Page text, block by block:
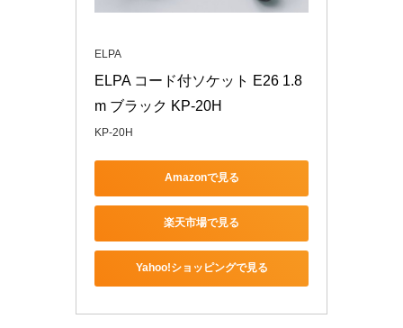
ELPA
ELPA コード付ソケット E26 1.8
m ブラック KP-20H
KP-20H
Amazonで見る
楽天市場で見る
Yahoo!ショッピングで見る